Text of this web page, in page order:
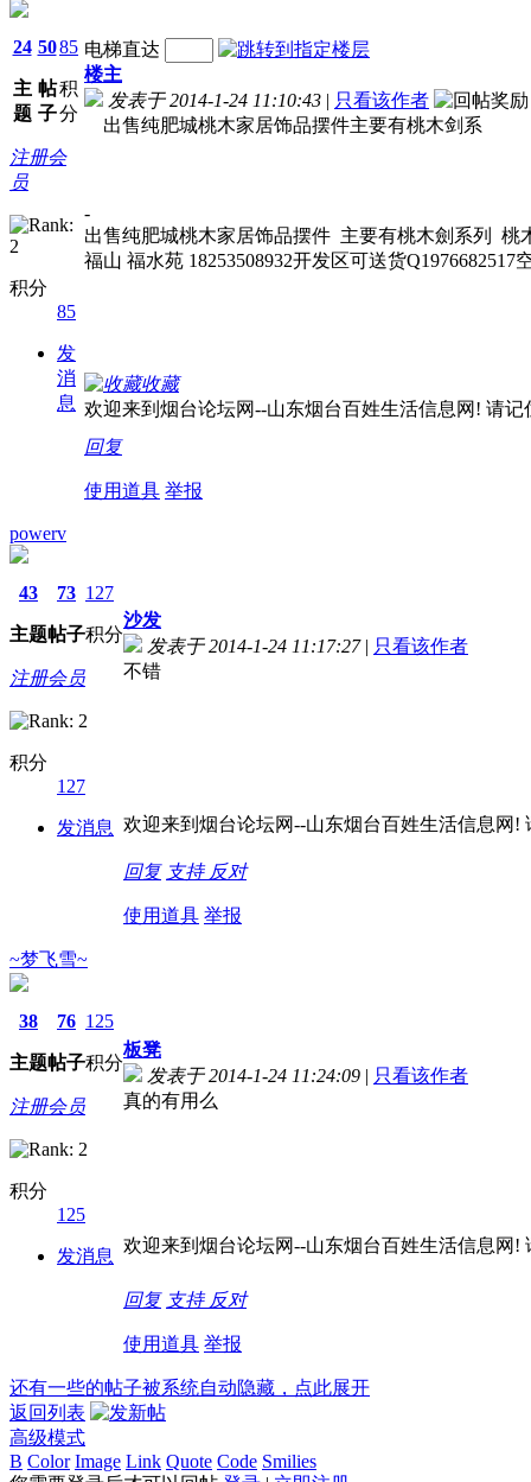
24
主
题
50
帖
子
85
积
分
注册会
员
积分
85
发
消
息
电梯直达
楼主
发表于 2014-1-24 11:10:43 | 只看该作者
出售纯肥城桃木家居饰品摆件主要有桃木剑系
-
出售纯肥城桃木家居饰品摆件 主要有桃木劍系列
福山 福水苑 18253508932开发区可送货Q1976682517
收藏
欢迎来到烟台论坛网--山东烟台百姓生活信息网! 请记
回复
使用道具 举报
powerv
43
主题
73
帖子
127
积分
注册会员
积分
127
发消息
沙发
发表于 2014-1-24 11:17:27 | 只看该作者
不错
欢迎来到烟台论坛网--山东烟台百姓生活信息网!
回复 支持 反对
使用道具 举报
~梦飞雪~
38
主题
76
帖子
125
积分
注册会员
积分
125
发消息
板凳
发表于 2014-1-24 11:24:09 | 只看该作者
真的有用么
欢迎来到烟台论坛网--山东烟台百姓生活信息网!
回复 支持 反对
使用道具 举报
还有一些的帖子被系统自动隐藏，点此展开
返回列表
高级模式
B Color Image Link Quote Code Smilies